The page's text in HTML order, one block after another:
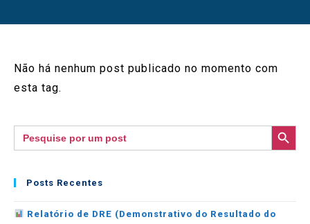
Não há nenhum post publicado no momento com
esta tag.
Search
for:
SEARCH BUTTON
Posts Recentes
Relatório de DRE (Demonstrativo do Resultado do